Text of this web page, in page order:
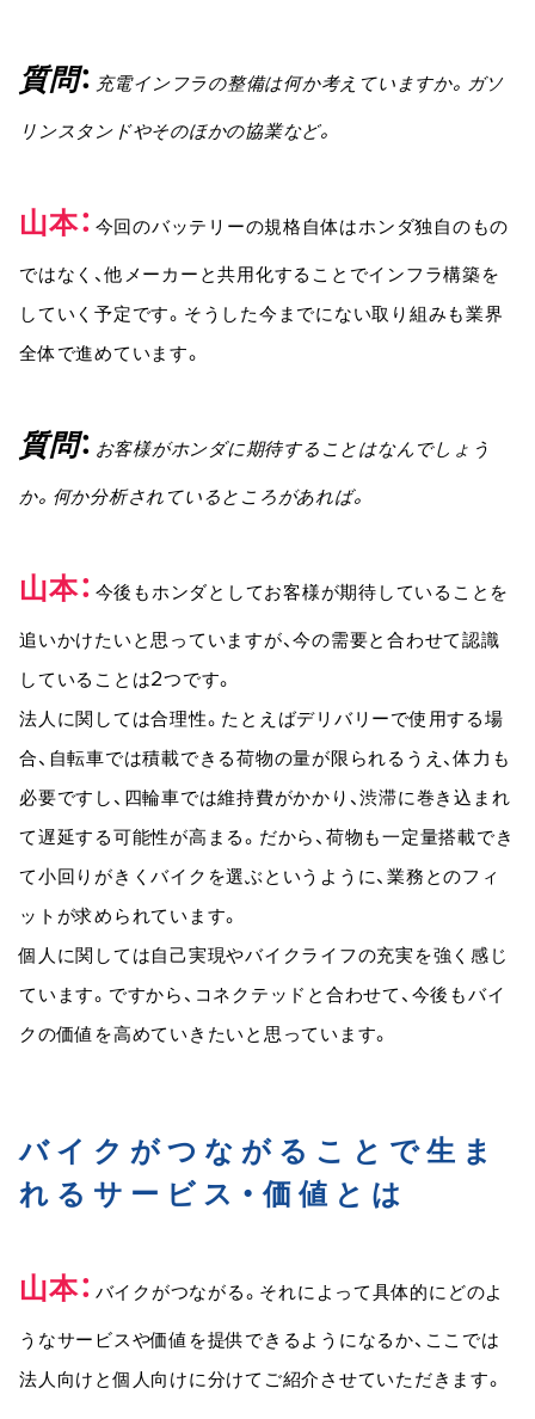
質問 充電インフラの整備は何か考えていますか。ガソ
リンスタンドやそのほかの協業など。
山本 今回のバッテリーの規格自体はホンダ独自のもの
ではなく、他メーカーと共用化することでインフラ構築を
していく予定です。そうした今までにない取り組みも業界
全体で進めています。
質問 お客様がホンダに期待することはなんでしょう
か。何か分析されているところがあれば。
山本 今後もホンダとしてお客様が期待していることを
追いかけたいと思っていますが、今の需要と合わせて認識
していることは2つです。
法人に関しては合理性。たとえばデリバリーで使用する場
合、自転車では積載できる荷物の量が限られるうえ、体力も
必要ですし、四輪車では維持費がかかり、渋滞に巻き込まれ
て遅延する可能性が高まる。だから、荷物も一定量搭載でき
て小回りがきくバイクを選ぶというように、業務とのフィ
ットが求められています。
個人に関しては自己実現やバイクライフの充実を強く感じ
ています。ですから、コネクテッドと合わせて、今後もバイ
クの価値を高めていきたいと思っています。
バイクがつながることで生ま
れるサービス・価値とは
山本 バイクがつながる。それによって具体的にどのよ
うなサービスや価値を提供できるようになるか、ここでは
法人向けと個人向けに分けてご紹介させていただきます。